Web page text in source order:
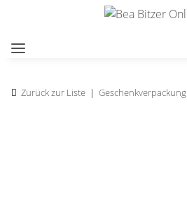
Zurück zur Liste Geschenkverpackung